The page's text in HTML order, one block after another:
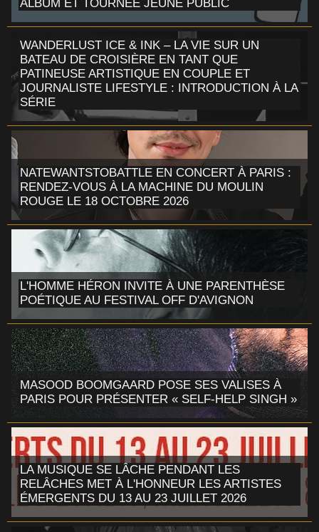
ALBUM ET TOURNÉE JEUNE PUBLIC
WANDERLUST ICE & INK – LA VIE SUR UN
BATEAU DE CROISIÈRE EN TANT QUE
PATINEUSE ARTISTIQUE EN COUPLE ET
JOURNALISTE LIFESTYLE : INTRODUCTION À LA
SÉRIE
NATEWANTSTOBATTLE EN CONCERT À PARIS :
RENDEZ-VOUS À LA MACHINE DU MOULIN
ROUGE LE 18 OCTOBRE 2026
L'HOMME HÉRON INVITE À UNE PARENTHÈSE
POÉTIQUE AU FESTIVAL OFF D'AVIGNON
MASOOD BOOMGAARD POSE SES VALISES À
PARIS POUR PRÉSENTER « SELF-HELP SINGH »
LA MUSIQUE SE LÂCHE PENDANT LES
RELÂCHES MET À L'HONNEUR LES ARTISTES
ÉMERGENTS DU 13 AU 23 JUILLET 2026